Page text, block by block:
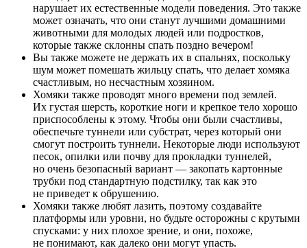
нарушает их естественные модели поведения. Это также
может означать, что они станут лучшими домашними
животными для молодых людей или подростков,
которые также склонны спать поздно вечером!
Вы также можете не держать их в спальнях, поскольку
шум может помешать жильцу спать, что делает хомяка
счастливым, но несчастным хозяином.
Хомяки также проводят много времени под землей.
Их густая шерсть, короткие ноги и крепкое тело хорошо
приспособлены к этому. Чтобы они были счастливы,
обеспечьте туннели или субстрат, через который они
смогут построить туннели. Некоторые люди используют
песок, опилки или почву для прокладки туннелей,
но очень безопасный вариант — закопать картонные
трубки под стандартную подстилку, так как это
не приведет к обрушению.
Хомяки также любят лазить, поэтому создавайте
платформы или уровни, но будьте осторожны с крутыми
спусками: у них плохое зрение, и они, похоже,
не понимают, как далеко они могут упасть.